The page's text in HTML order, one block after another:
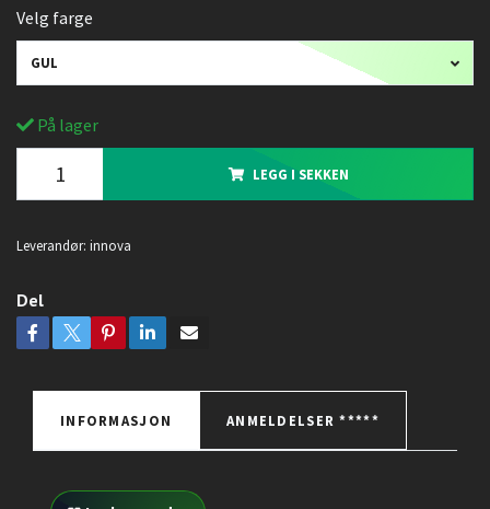
Velg farge
GUL
På lager
LEGG I SEKKEN
Leverandør: innova
Del
INFORMASJON ANMELDELSER *****